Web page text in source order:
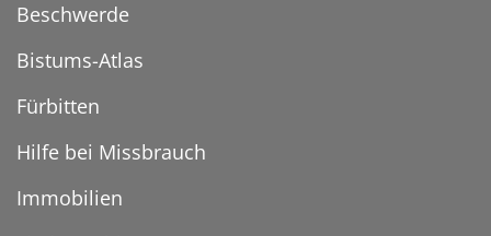
Beschwerde
Bistums-Atlas
Fürbitten
Hilfe bei Missbrauch
Immobilien